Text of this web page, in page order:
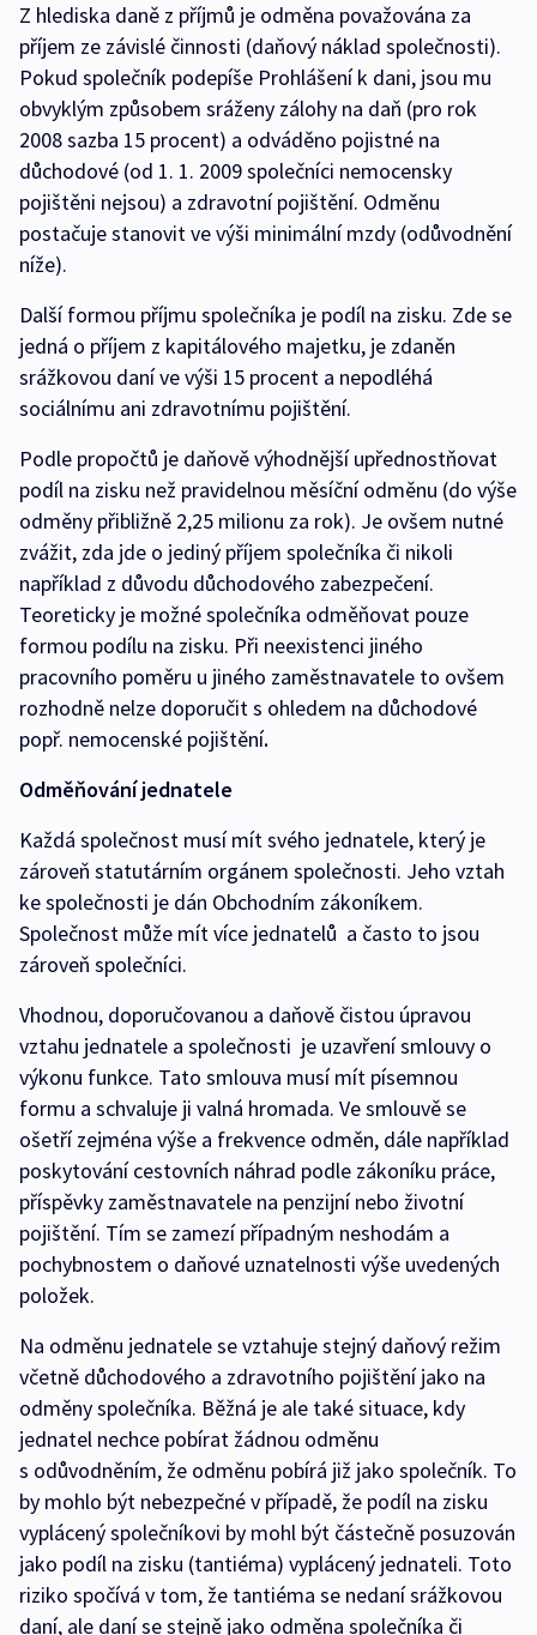
Z hlediska daně z příjmů je odměna považována za
příjem ze závislé činnosti (daňový náklad společnosti).
Pokud společník podepíše Prohlášení k dani, jsou mu
obvyklým způsobem sráženy zálohy na daň (pro rok
2008 sazba 15 procent) a odváděno pojistné na
důchodové (od 1. 1. 2009 společníci nemocensky
pojištěni nejsou) a zdravotní pojištění. Odměnu
postačuje stanovit ve výši minimální mzdy (odůvodnění
níže).
Další formou příjmu společníka je podíl na zisku. Zde se
jedná o příjem z kapitálového majetku, je zdaněn
srážkovou daní ve výši 15 procent a nepodléhá
sociálnímu ani zdravotnímu pojištění.
Podle propočtů je daňově výhodnější upřednostňovat
podíl na zisku než pravidelnou měsíční odměnu (do výše
odměny přibližně 2,25 milionu za rok). Je ovšem nutné
zvážit, zda jde o jediný příjem společníka či nikoli
například z důvodu důchodového zabezpečení.
Teoreticky je možné společníka odměňovat pouze
formou podílu na zisku. Při neexistenci jiného
pracovního poměru u jiného zaměstnavatele to ovšem
rozhodně nelze doporučit s ohledem na důchodové
popř. nemocenské pojištění.
Odměňování jednatele
Každá společnost musí mít svého jednatele, který je
zároveň statutárním orgánem společnosti. Jeho vztah
ke společnosti je dán Obchodním zákoníkem.
Společnost může mít více jednatelů a často to jsou
zároveň společníci.
Vhodnou, doporučovanou a daňově čistou úpravou
vztahu jednatele a společnosti je uzavření smlouvy o
výkonu funkce. Tato smlouva musí mít písemnou
formu a schvaluje ji valná hromada. Ve smlouvě se
ošetří zejména výše a frekvence odměn, dále například
poskytování cestovních náhrad podle zákoníku práce,
příspěvky zaměstnavatele na penzijní nebo životní
pojištění. Tím se zamezí případným neshodám a
pochybnostem o daňové uznatelnosti výše uvedených
položek.
Na odměnu jednatele se vztahuje stejný daňový režim
včetně důchodového a zdravotního pojištění jako na
odměny společníka. Běžná je ale také situace, kdy
jednatel nechce pobírat žádnou odměnu
s odůvodněním, že odměnu pobírá již jako společník. To
by mohlo být nebezpečné v případě, že podíl na zisku
vyplácený společníkovi by mohl být částečně posuzován
jako podíl na zisku (tantiéma) vyplácený jednateli. Toto
riziko spočívá v tom, že tantiéma se nedaní srážkovou
daní, ale daní se stejně jako odměna společníka či